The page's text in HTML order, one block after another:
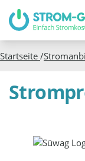
Startseite /